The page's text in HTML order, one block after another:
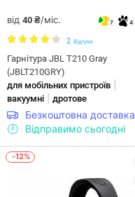
від 40 ₴/міс. 7 4
2 Відгуки
Гарнітура JBL T210 Gray
(JBLT210GRY)
для мобільних пристроїв
вакуумні дротове
Безкоштовна доставка
Відправимо сьогодні
-12%